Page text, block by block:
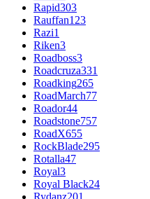
Rapid303
Rauffan123
Razi1
Riken3
Roadboss3
Roadcruza331
Roadking265
RoadMarch77
Roador44
Roadstone757
RoadX655
RockBlade295
Rotalla47
Royal3
Royal Black24
Rydanz201